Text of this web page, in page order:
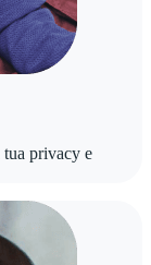
privacy e